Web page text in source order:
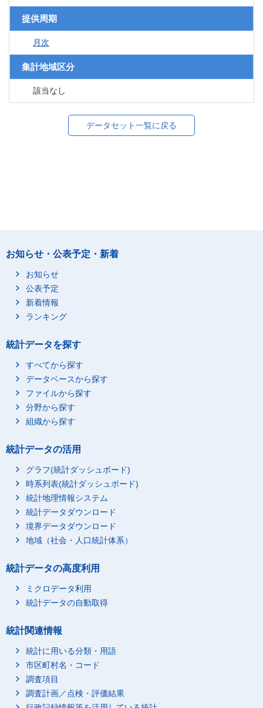
提供周期
月次
集計地域区分
該当なし
データセット一覧に戻る
お知らせ・公表予定・新着
お知らせ
公表予定
新着情報
ランキング
統計データを探す
すべてから探す
データベースから探す
ファイルから探す
分野から探す
組織から探す
統計データの活用
グラフ(統計ダッシュボード)
時系列表(統計ダッシュボード)
統計地理情報システム
統計データダウンロード
境界データダウンロード
地域（社会・人口統計体系）
統計データの高度利用
ミクロデータ利用
統計データの自動取得
統計関連情報
統計に用いる分類・用語
市区町村名・コード
調査項目
調査計画／点検・評価結果